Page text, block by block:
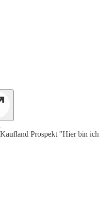
Prospekt "Hier bin ich